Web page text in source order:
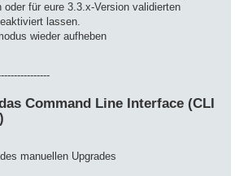
oder für eure 3.3.x-Version validierten
lassen.
wieder aufheben
Command Line Interface (CLI
manuellen Upgrades